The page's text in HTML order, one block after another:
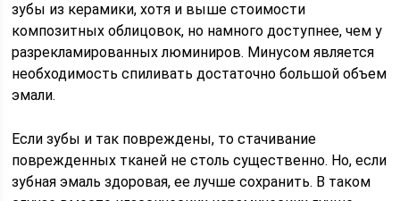
зубы из керамики, хотя и выше стоимости
композитных облицовок, но намного доступнее, чем у
разрекламированных люминиров. Минусом является
необходимость спиливать достаточно большой объем
эмали.
Если зубы и так повреждены, то стачивание
поврежденных тканей не столь существенно. Но, если
зубная эмаль здоровая, ее лучше сохранить. В таком